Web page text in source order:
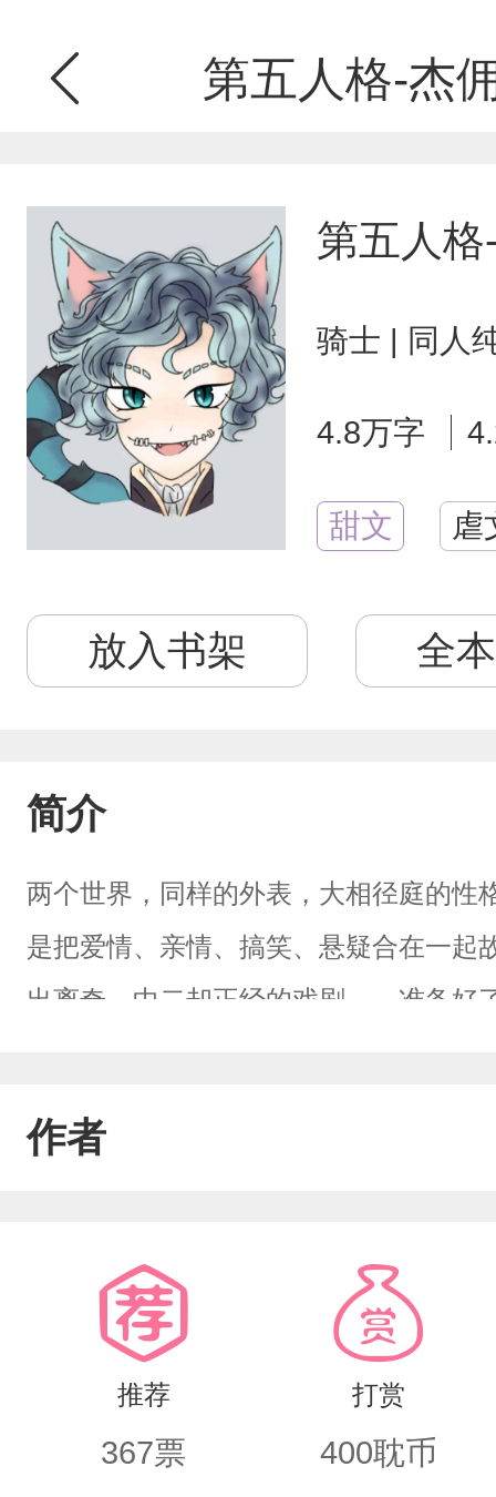
第五人格-杰
第五人
骑士 | 同人
4.8万字
甜文 虐
放入书架 全
简介
两个世界，同样的外表，大相径庭的
是把爱情、亲情、搞笑、悬疑合在一起
出离奇、中二却正经的戏剧……准备
给画的！！！她真的太强了1551又会
作者
推荐
367票
打赏
400耽币